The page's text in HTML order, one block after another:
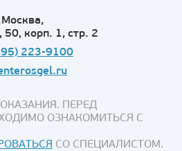
корп. 1, стр. 2
223-9100
ПЕРЕД
ОЗНАКОМИТЬСЯ С
СО СПЕЦИАЛИСТОМ.